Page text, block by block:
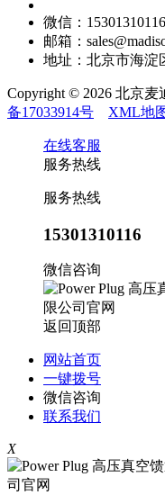
微信：15301310116
邮箱：
地址：北京市海淀
Copyright © 2026 北京
备17033914号
XML地
在线客服
服务热线
服务热线
15301310116
微信咨询
返回顶部
网站首页
一键拨号
微信咨询
联系我们
X